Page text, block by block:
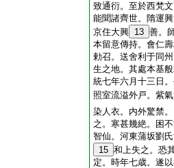
致通衍。至於西梵
能聞諸齊世。隋運
京住大興 13 善。
本留意傳持。會仁
勅召。送舍利于同
生之地。其處本基
統七年六月十三日
照室流溢外戸。紫
染人衣。内外驚禁。
之。寒甚幾絶。困
智仙。河東蒲坂劉
15 和上失之。恐
定。時年七歳。遂